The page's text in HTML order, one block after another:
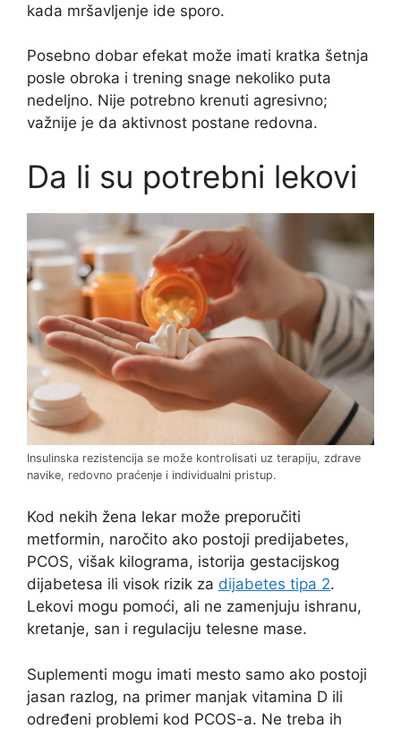
kada mršavljenje ide sporo.
Posebno dobar efekat može imati kratka šetnja
posle obroka i trening snage nekoliko puta
nedeljno. Nije potrebno krenuti agresivno;
važnije je da aktivnost postane redovna.
Da li su potrebni lekovi
Insulinska rezistencija se može kontrolisati uz terapiju, zdrave
navike, redovno praćenje i individualni pristup.
Kod nekih žena lekar može preporučiti
metformin, naročito ako postoji predijabetes,
PCOS, višak kilograma, istorija gestacijskog
dijabetesa ili visok rizik za dijabetes tipa 2.
Lekovi mogu pomoći, ali ne zamenjuju ishranu,
kretanje, san i regulaciju telesne mase.
Suplementi mogu imati mesto samo ako postoji
jasan razlog, na primer manjak vitamina D ili
određeni problemi kod PCOS-a. Ne treba ih